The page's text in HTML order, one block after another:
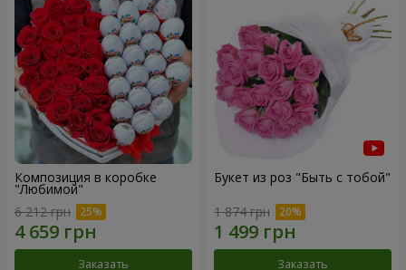
Композиция в коробке
"Любимой"
6 212 грн
Заказать
Букет из роз "Быть с тобой"
1 874 грн
Заказать